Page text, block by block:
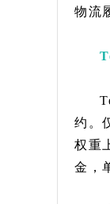
物流
约。
权重
金，